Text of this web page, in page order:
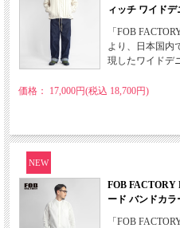
ィッチ ワイド
「FOB
より、日本国内
現したワイドデ
価格： 17,000円(税込 18,700円)
NEW
FOB FACTORY
ード バンドカ
「FOB